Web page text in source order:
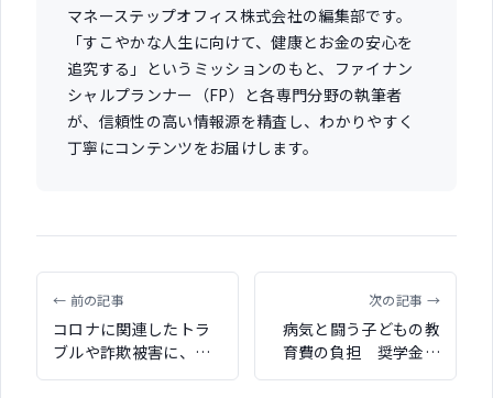
マネーステップオフィス株式会社の編集部です。
「すこやかな人生に向けて、健康とお金の安心を
追究する」というミッションのもと、ファイナン
シャルプランナー（FP）と各専門分野の執筆者
が、信頼性の高い情報源を精査し、わかりやすく
丁寧にコンテンツをお届けします。
← 前の記事
コロナに関連したトラ
ブルや詐欺被害に、弁
護士保険を活用できる
次の記事 →
病気と闘う子どもの教
育費の負担 奨学金に
よる支援制度も